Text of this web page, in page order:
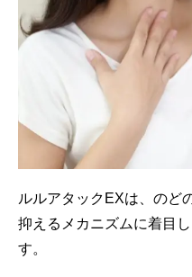
ルルアタックEXは、のど
抑えるメカニズムに着目
す。